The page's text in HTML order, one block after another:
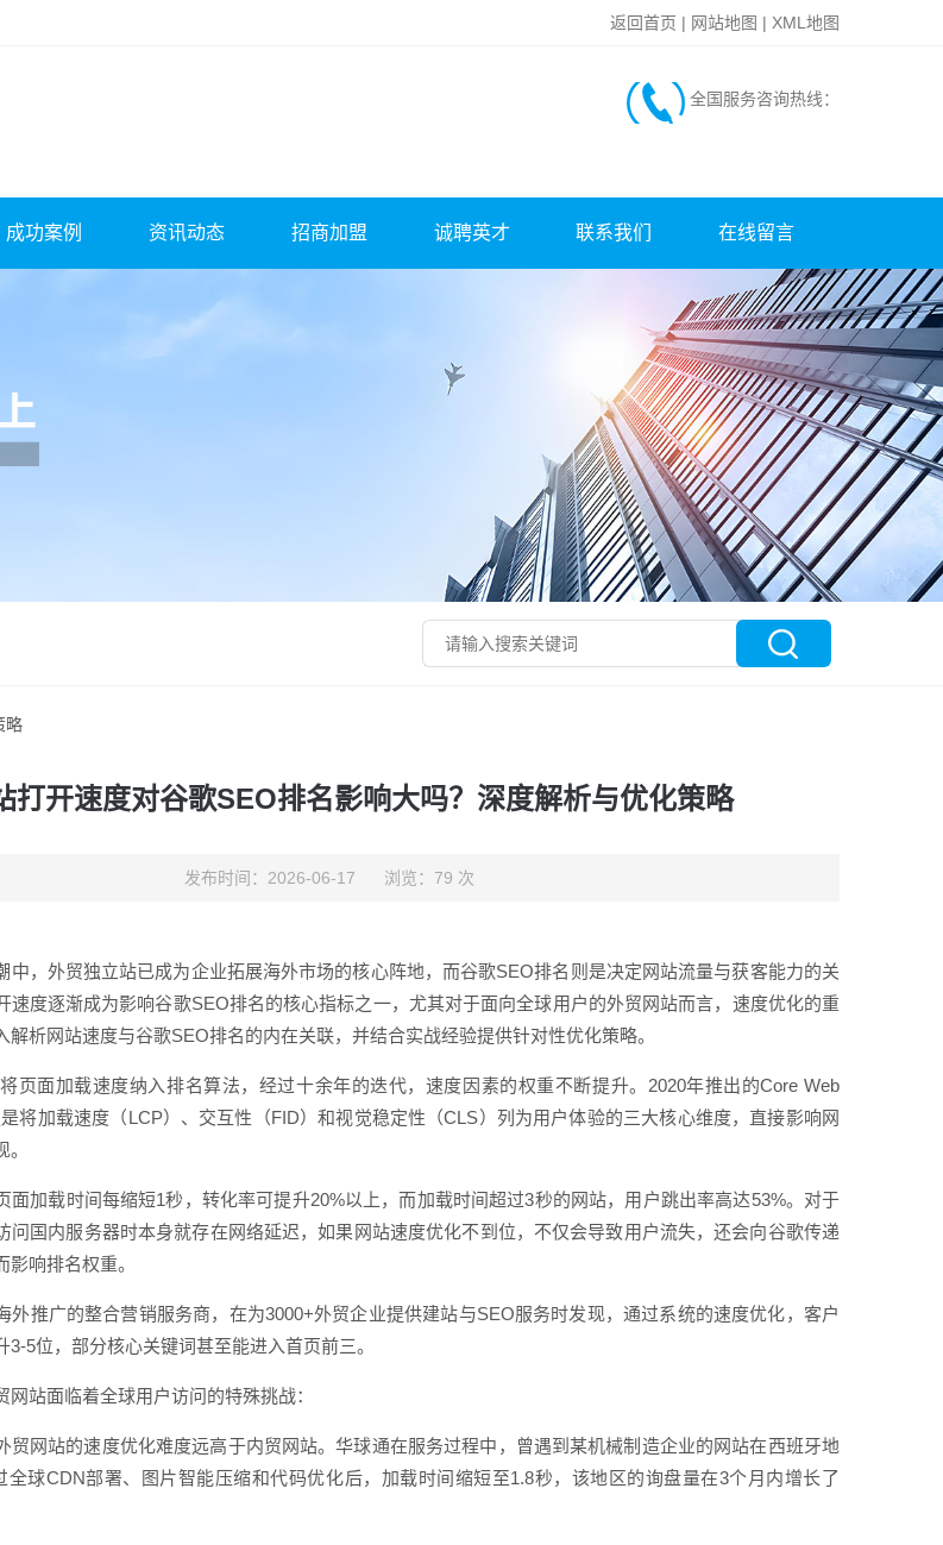
返回首页 | 网站地图 | XML地图
全国服务咨询热线：
成功案例 资讯动态 招商加盟 诚聘英才 联系我们 在线留言
略
打开速度对谷歌SEO排名影响大吗？深度解析与优化策略
发布时间：2026-06-17 浏览：79 次
中，外贸独立站已成为企业拓展海外市场的核心阵地，而谷歌SEO排名则是决定网站流量与获客能力的关
速度逐渐成为影响谷歌SEO排名的核心指标之一，尤其对于面向全球用户的外贸网站而言，速度优化的重
析网站速度与谷歌SEO排名的内在关联，并结合实战经验提供针对性优化策略。
页面加载速度纳入排名算法，经过十余年的迭代，速度因素的权重不断提升。2020年推出的Core Web
将加载速度（LCP）、交互性（FID）和视觉稳定性（CLS）列为用户体验的三大核心维度，直接影响网
面加载时间每缩短1秒，转化率可提升20%以上，而加载时间超过3秒的网站，用户跳出率高达53%。对于
问国内服务器时本身就存在网络延迟，如果网站速度优化不到位，不仅会导致用户流失，还会向谷歌传递
响排名权重。
外推广的整合营销服务商，在为3000+外贸企业提供建站与SEO服务时发现，通过系统的速度优化，客户
5位，部分核心关键词甚至能进入首页前三。
站面临着全球用户访问的特殊挑战：
贸网站的速度优化难度远高于内贸网站。华球通在服务过程中，曾遇到某机械制造企业的网站在西班牙地
全球CDN部署、图片智能压缩和代码优化后，加载时间缩短至1.8秒，该地区的询盘量在3个月内增长了